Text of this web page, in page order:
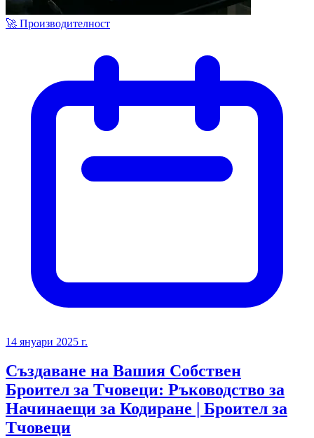
🚀 Производителност
14 януари 2025 г.
Създаване на Вашия Собствен
Броител за Тчовеци: Ръководство за
Начинаещи за Кодиране | Броител за
Тчовеци